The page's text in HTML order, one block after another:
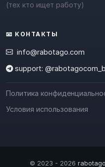
(тех кто ищет работу)
📧 КОНТАКТЫ
info@rabotago.com
support:
Политика
Условия использования
© 2023 - 2026